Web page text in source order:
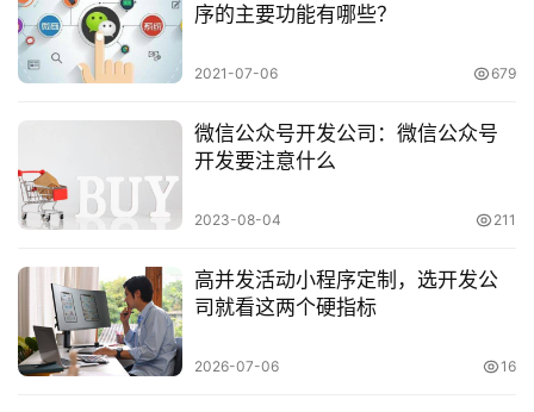
序的主要功能有哪些？
2021-07-06 679
微信公众号开发公司：微信公众号
开发要注意什么
2023-08-04 211
高并发活动小程序定制，选开发公
司就看这两个硬指标
2026-07-06 16